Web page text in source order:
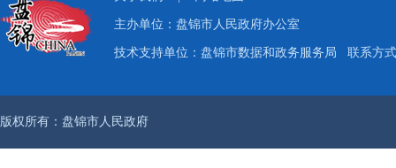
主办单位：盘锦市人民政府办公室
技术支持单位：盘锦市数据和政务服务局 联系方
版权所有：盘锦市人民政府